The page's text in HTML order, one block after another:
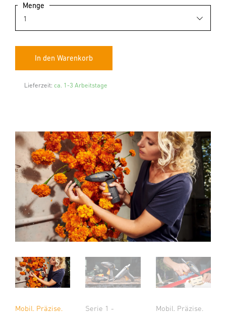
Menge
Lieferzeit: ca. 1-3 Arbeitstage
Mobil. Präzise.
Serie 1 -
Mobil. Präzise.